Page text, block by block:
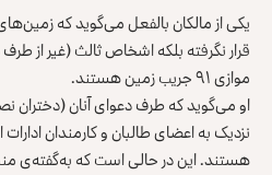
یکی از مالکان بالفعل می‌گوید که
قرار نگرفته بلکه اشخاص ثالث (غیر از
موازی ۹۱ جریب زمین هستند.
او می‌گوید که طرف دعوای آنان (دختران
نزدیک به اعضای طالبان و کارمندان
هستند. این در حالی است که به‌گفته‌ی